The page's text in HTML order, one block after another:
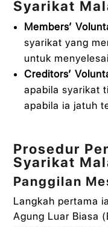
Syarikat
Members’
syarikat yang
untuk
Creditors’
apabila syarikat
apabila ia jatuh
Prosedur
Syarikat
Panggilan
Langkah pertama
Agung Luar Biasa